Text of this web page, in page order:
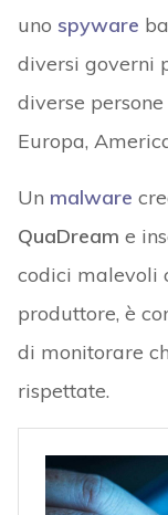
uno spyware
diversi governi
diverse
Europa,
Un malware
QuaDream e
codici malevoli
produttore, è
di monitorare
rispettate.